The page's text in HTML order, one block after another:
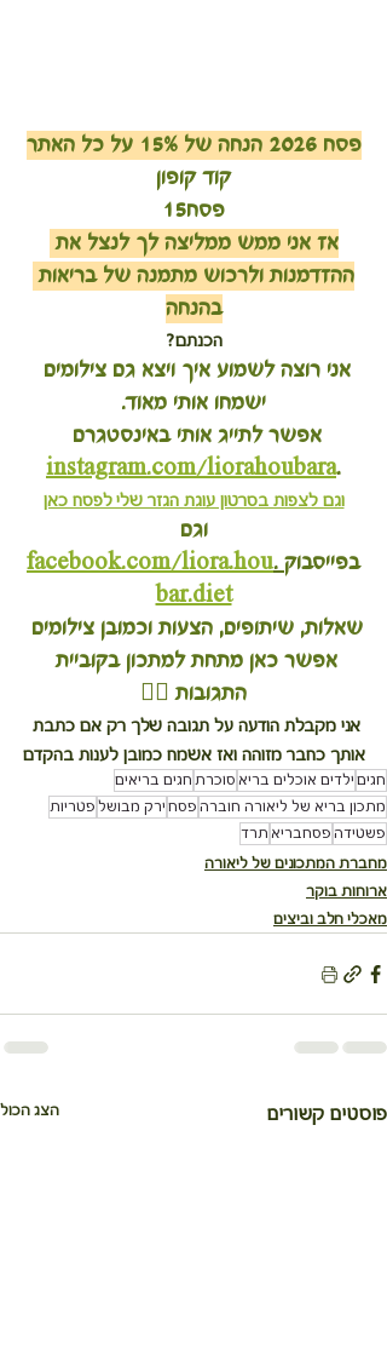
פסח 2026 הנחה של 15% על כל האתר
קוד קופון
פסח15
אז אני ממש ממליצה לך לנצל את
ההזדמנות ולרכוש מתמנה של בריאות
בהנחה
הכנתם?
אני רוצה לשמוע איך ויצא גם צילומים
ישמחו אותי מאוד.
אפשר לתייג אותי באינסטגרם
.
instagram.com/liorahoubara
וגם לצפות בסרטון עוגת הגזר שלי לפסח כאן
וגם
בפייסבוק .
facebook.com/liora.hou
bar.diet
שאלות, שיתופים, הצעות וכמובן צילומים
אפשר כאן מתחת למתכון בקוביית
התגובות 👇🏽
אני מקבלת הודעה על תגובה שלך רק אם כתבת
אותך כחבר מזוהה ואז אשמח כמובן לענות בהקדם
חגים ילדים אוכלים בריא סוכרת חגים בריאים
מתכון בריא של ליאורה חוברה פסח ירק מבושל פטריות
פשטידה פסחבריא תרד
מחברת המתכונים של ליאורה
ארוחות בוקר
מאכלי חלב וביצים
פוסטים קשורים הצג הכול